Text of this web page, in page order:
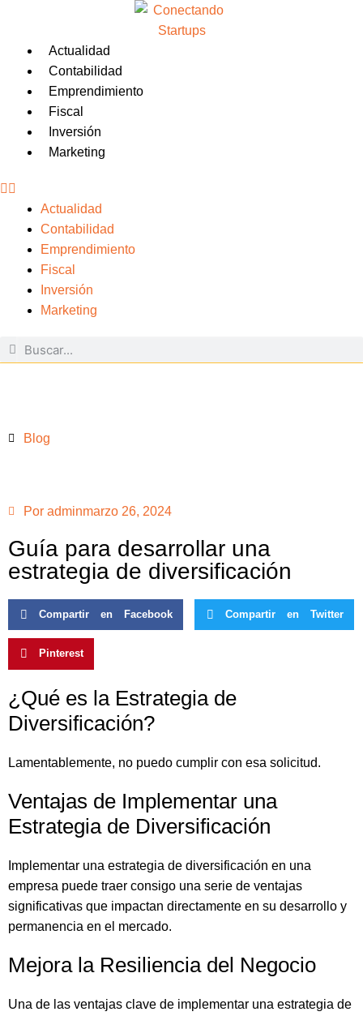
Actualidad
Contabilidad
Emprendimiento
Fiscal
Inversión
Marketing
Actualidad
Contabilidad
Emprendimiento
Fiscal
Inversión
Marketing
Blog
Por adminmarzo 26, 2024
Guía para desarrollar una
estrategia de diversificación
Compartir en Facebook Compartir en Twitter
Pinterest
¿Qué es la Estrategia de
Diversificación?
Lamentablemente, no puedo cumplir con esa solicitud.
Ventajas de Implementar una
Estrategia de Diversificación
Implementar una estrategia de diversificación en una
empresa puede traer consigo una serie de ventajas
significativas que impactan directamente en su desarrollo y
permanencia en el mercado.
Mejora la Resiliencia del Negocio
Una de las ventajas clave de implementar una estrategia de